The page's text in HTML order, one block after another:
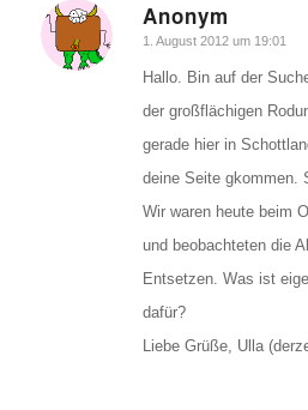
Anonym
sagte:
1. August 2012 um 19:01
Hallo. Bin auf der
der großflächigen
gerade hier in
deine Seite gkommen.
Wir waren heute beim
und beobachteten die
Entsetzen. Was ist
dafür?
Liebe Grüße, Ulla